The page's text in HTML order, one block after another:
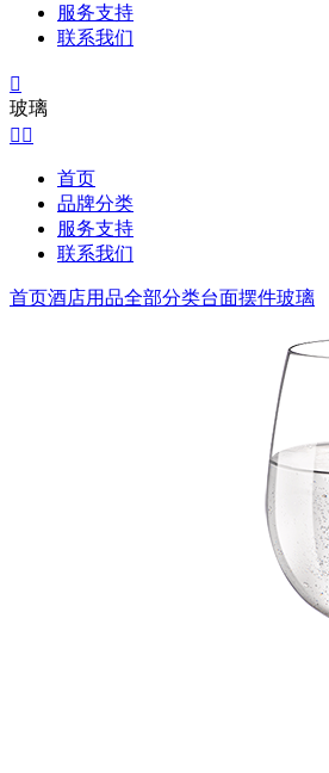
服务支持
联系我们

玻璃
 
首页
品牌分类
服务支持
联系我们
首页酒店用品全部分类台面摆件玻璃